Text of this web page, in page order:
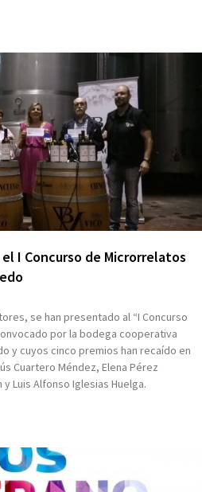
I Concurso de Microrrelatos
se han presentado al “I Concurso
por la bodega cooperativa
y cuyos cinco premios han recaído en
Cuartero Méndez, Elena Pérez
Luis Alfonso Iglesias Huelga.